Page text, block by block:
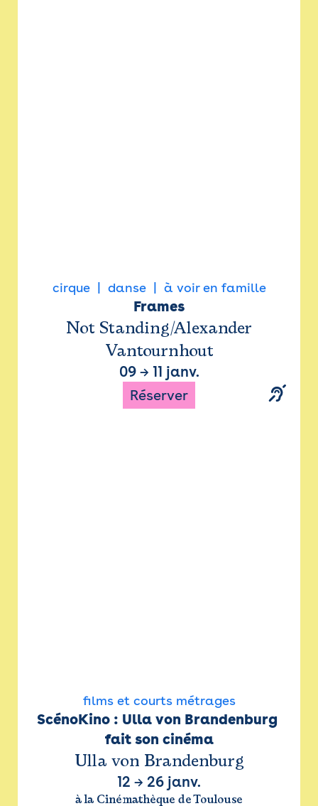
cirque danse à voir en famille
Frames
Not Standing/Alexander
Vantournhout
09→ 11 janv.
Réserver
films et courts métrages
ScénoKino : Ulla von Brandenburg
fait son cinéma
Ulla von Brandenburg
12 → 26 janv.
à la Cinémathèque de Toulouse